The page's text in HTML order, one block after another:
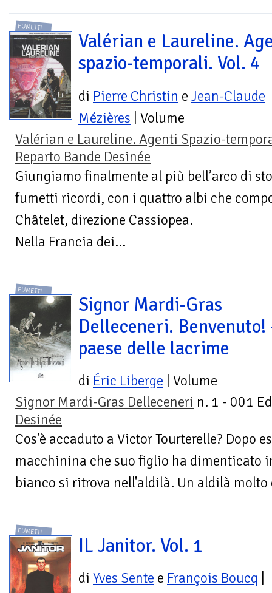
FUMETTI
Valérian e Laureline.
spazio-temporali. Vol. 4
di Pierre Christin e Jean-Claude
Mézières | Volume
Valérian e Laureline. Agenti Spazio-
Reparto Bande Desinée
Giungiamo finalmente al più bell’arco di
fumetti ricordi, con i quattro albi che
Châtelet, direzione Cassiopea.
Nella Francia dei...
FUMETTI
Signor Mardi-Gras
Delleceneri.
paese delle lacrime
di Éric Liberge | Volume
Signor Mardi-Gras Delleceneri n. 1 - 001
Desinée
Cos'è accaduto a Victor Tourterelle? Dopo
macchinina che suo figlio ha dimenticato
bianco si ritrova nell'aldilà. Un aldilà molto
FUMETTI
IL Janitor. Vol. 1
di Yves Sente e François Boucq